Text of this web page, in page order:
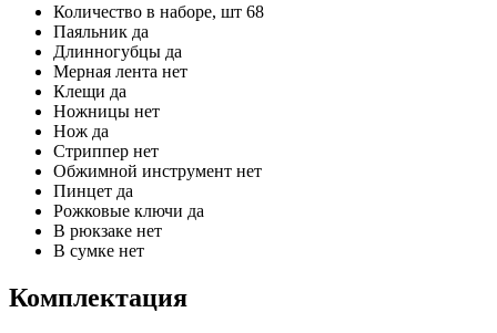
Количество в наборе, шт 68
Паяльник да
Длинногубцы да
Мерная лента нет
Клещи да
Ножницы нет
Нож да
Стриппер нет
Обжимной инструмент нет
Пинцет да
Рожковые ключи да
В рюкзаке нет
В сумке нет
Комплектация